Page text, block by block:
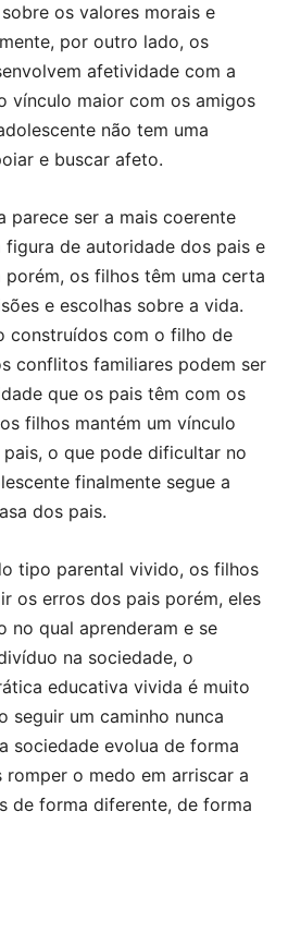
os valores morais e
por outro lado, os
afetividade com a
vínculo maior com os amigos
não tem uma
e buscar afeto.
parece ser a mais coerente
de autoridade dos pais e
os filhos têm uma certa
e escolhas sobre a vida.
construídos com o filho de
conflitos familiares podem ser
que os pais têm com os
filhos mantém um vínculo
o que pode dificultar no
finalmente segue a
dos pais.
tipo parental vivido, os filhos
os erros dos pais porém, eles
no qual aprenderam e se
na sociedade, o
educativa vivida é muito
seguir um caminho nunca
sociedade evolua de forma
o medo em arriscar a
de forma diferente, de forma